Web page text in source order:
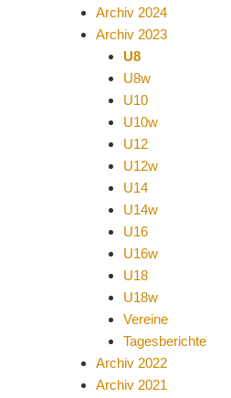
Archiv 2024
Archiv 2023
U8
U8w
U10
U10w
U12
U12w
U14
U14w
U16
U16w
U18
U18w
Vereine
Tagesberichte
Archiv 2022
Archiv 2021